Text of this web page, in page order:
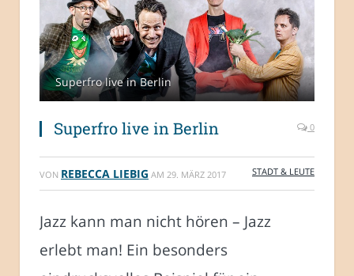
Superfro live in Berlin
Superfro live in Berlin 0
VON REBECCA LIEBIG AM 29. MÄRZ 2017 STADT & LEUTE
Jazz kann man nicht hören – Jazz
erlebt man! Ein besonders